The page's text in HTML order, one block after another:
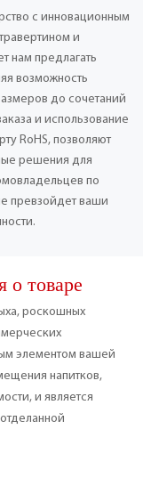
с инновационным
и
нам предлагать
возможность
до сочетаний
и использование
RoHS, позволяют
решения для
по
превзойдет ваши
о товаре
роскошных
элементом вашей
напитков,
и является